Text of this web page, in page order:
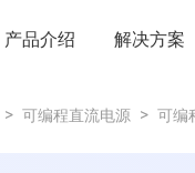
产品介绍 解决方案
> 可编程直流电源 > 可编